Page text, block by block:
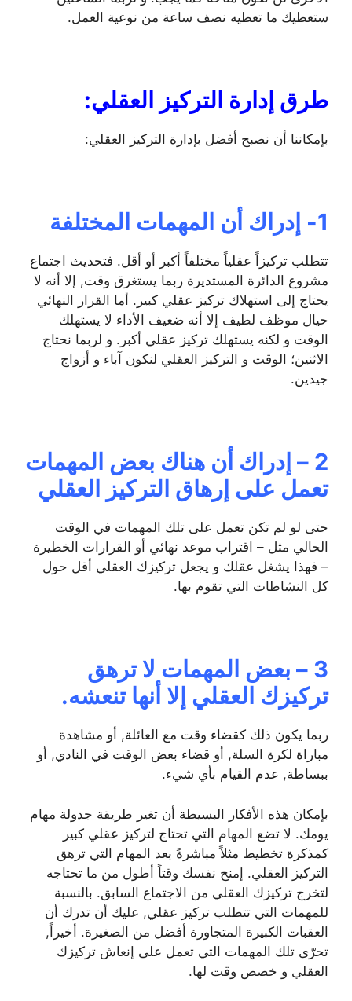
ستعطيك ما تعطيه نصف ساعة من نوعية العمل.
طرق إدارة التركيز العقلي:
بإمكاننا أن نصبح أفضل بإدارة التركيز العقلي:
1- إدراك أن المهمات المختلفة
تتطلب تركيزاً عقلياً مختلفاً أكبر أو أقل. فتحديث اجتماع
مشروع الدائرة المستديرة ربما يستغرق وقت, إلا أنه لا
يحتاج إلى استهلاك تركيز عقلي كبير. أما القرار النهائي
حيال موظف لطيف إلا أنه ضعيف الأداء لا يستهلك
الوقت و لكنه يستهلك تركيز عقلي أكبر. و لربما نحتاج
الاثنين؛ الوقت و التركيز العقلي لنكون آباء و أزواج
جيدين.
2 – إدراك أن هناك بعض المهمات
تعمل على إرهاق التركيز العقلي
حتى لو لم تكن تعمل على تلك المهمات في الوقت
الحالي مثل – اقتراب موعد نهائي أو القرارات الخطيرة
– فهذا يشغل عقلك و يجعل تركيزك العقلي أقل حول
كل النشاطات التي تقوم بها.
3 – بعض المهمات لا ترهق
تركيزك العقلي إلا أنها تنعشه.
ربما يكون ذلك كقضاء وقت مع العائلة, أو مشاهدة
مباراة لكرة السلة, أو قضاء بعض الوقت في النادي, أو
ببساطة, عدم القيام بأي شيء.
بإمكان هذه الأفكار البسيطة أن تغير طريقة جدولة مهام
يومك. لا تضع المهام التي تحتاج لتركيز عقلي كبير
كمذكرة تخطيط مثلاً مباشرةً بعد المهام التي ترهق
التركيز العقلي. إمنح نفسك وقتاً أطول من ما تحتاجه
لتخرج تركيزك العقلي من الاجتماع السابق. بالنسبة
للمهمات التي تتطلب تركيز عقلي, عليك أن تدرك أن
العقبات الكبيرة المتجاورة أفضل من الصغيرة. أخيراً,
تحرّى تلك المهمات التي تعمل على إنعاش تركيزك
العقلي و خصص وقت لها.